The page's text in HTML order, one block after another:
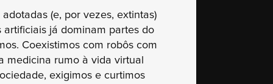
(e, por vezes, extintas)
já dominam partes do
Coexistimos com robôs com
medicina rumo à vida virtual
exigimos e curtimos